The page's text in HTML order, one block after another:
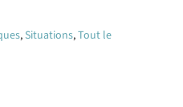
,Situations,Tout le